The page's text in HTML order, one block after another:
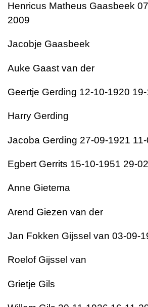
Henricus Matheus Gaasbeek
2009
Jacobje Gaasbeek
Auke Gaast van der
Geertje Gerding 12-10-1920
Harry Gerding
Jacoba Gerding 27-09-1921
Egbert Gerrits 15-10-1951 29-
Anne Gietema
Arend Giezen van der
Jan Fokken Gijssel van 03-09-
Roelof Gijssel van
Grietje Gils